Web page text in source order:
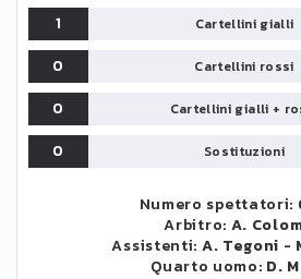
1
Cartellini gialli
0
Cartellini rossi
0
Cartellini gialli +
0
Sostituzioni
Numero spettatori:
Arbitro: A.
Assistenti: A. Tegoni -
Quarto uomo: D.